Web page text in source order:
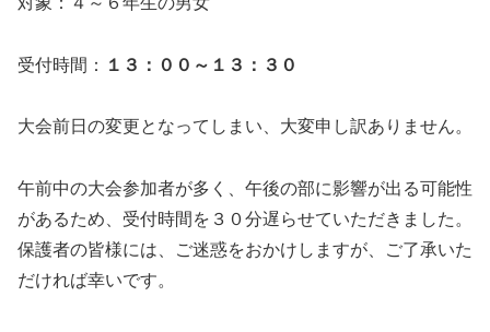
受付時間： １３：００～１３：３０
大会前日の変更となってしまい、大変申し訳ありません。
午前中の大会参加者が多く、午後の部に影響が出る可能性
があるため、受付時間を３０分遅らせていただきました。
保護者の皆様には、ご迷惑をおかけしますが、ご了承いた
だければ幸いです。